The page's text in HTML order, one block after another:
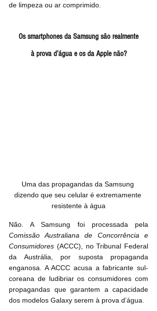
de limpeza ou ar comprimido.
Os smartphones da Samsung são realmente
à prova d’água e os da Apple não?
Uma das propagandas da Samsung
dizendo que seu celular é extremamente
resistente à água
Comissão Australiana de Concorrência e
Consumidores (ACCC), no Tribunal Federal
da Austrália, por suposta propaganda
enganosa. A ACCC acusa a fabricante sul-
coreana de ludibriar os consumidores com
propagandas que garantem a capacidade
dos modelos Galaxy serem à prova d’água.